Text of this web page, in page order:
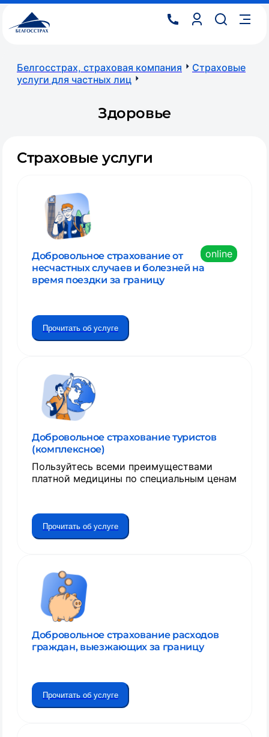
Белгосстрах, страховая компания
Страховые
услуги для частных лиц
Здоровье
Страховые услуги
online
Добровольное страхование от
несчастных случаев и болезней на
время поездки за границу
Прочитать об услуге
Добровольное страхование туристов
(комплексное)
Пользуйтесь всеми преимуществами
платной медицины по специальным ценам
Прочитать об услуге
Добровольное страхование расходов
граждан, выезжающих за границу
Прочитать об услуге